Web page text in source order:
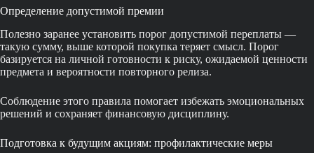
Определение допустимой премии
Полезно заранее установить порог допустимой переплаты —
такую сумму, выше которой покупка теряет смысл. Порог
базируется на личной готовности к риску, ожидаемой ценности
предмета и вероятности повторного релиза.
Соблюдение этого правила помогает избежать эмоциональных
решений и сохраняет финансовую дисциплину.
Подготовка к будущим акциям: профилактические меры